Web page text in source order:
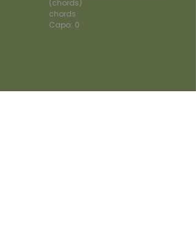
(chords)
chords
Capo: 0